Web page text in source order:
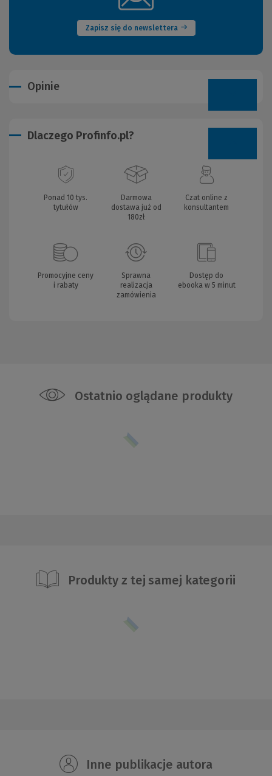
Zapisz się do newslettera
okno)
Opinie
Dlaczego Profinfo.pl?
Ponad 10 tys.
tytułów
Darmowa
dostawa już od
180zł
Czat online z
konsultantem
Promocyjne ceny
i rabaty
Sprawna
realizacja
zamówienia
Dostęp do
ebooka w 5 minut
Ostatnio oglądane produkty
Produkty z tej samej kategorii
Inne publikacje autora